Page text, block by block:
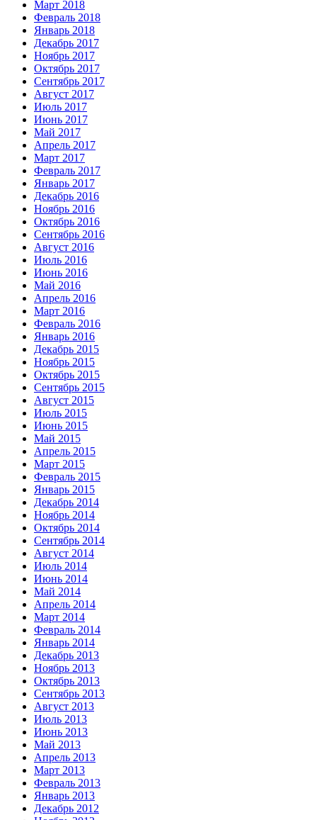
Март 2018
Февраль 2018
Январь 2018
Декабрь 2017
Ноябрь 2017
Октябрь 2017
Сентябрь 2017
Август 2017
Июль 2017
Июнь 2017
Май 2017
Апрель 2017
Март 2017
Февраль 2017
Январь 2017
Декабрь 2016
Ноябрь 2016
Октябрь 2016
Сентябрь 2016
Август 2016
Июль 2016
Июнь 2016
Май 2016
Апрель 2016
Март 2016
Февраль 2016
Январь 2016
Декабрь 2015
Ноябрь 2015
Октябрь 2015
Сентябрь 2015
Август 2015
Июль 2015
Июнь 2015
Май 2015
Апрель 2015
Март 2015
Февраль 2015
Январь 2015
Декабрь 2014
Ноябрь 2014
Октябрь 2014
Сентябрь 2014
Август 2014
Июль 2014
Июнь 2014
Май 2014
Апрель 2014
Март 2014
Февраль 2014
Январь 2014
Декабрь 2013
Ноябрь 2013
Октябрь 2013
Сентябрь 2013
Август 2013
Июль 2013
Июнь 2013
Май 2013
Апрель 2013
Март 2013
Февраль 2013
Январь 2013
Декабрь 2012